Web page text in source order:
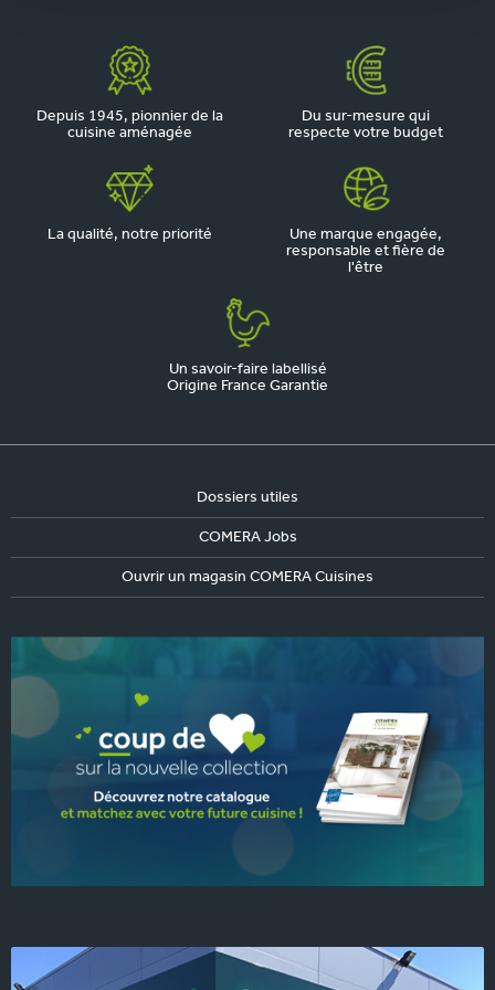
Depuis 1945, pionnier de la
cuisine aménagée
Du sur-mesure qui
respecte votre budget
La qualité, notre priorité
Une marque engagée,
responsable et fière de
l'être
Un savoir-faire labellisé
Origine France Garantie
Dossiers utiles
COMERA Jobs
Ouvrir un magasin COMERA Cuisines